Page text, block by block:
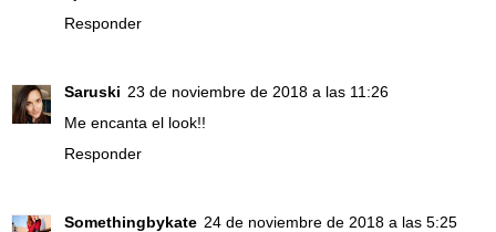
Responder
Saruski 23 de noviembre de 2018 a las 11:26
Me encanta el look!!
Responder
Somethingbykate 24 de noviembre de 2018 a las 5:25